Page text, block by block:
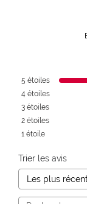
5 étoiles
4 étoiles
3 étoiles
2 étoiles
1 étoile
Trier les avis